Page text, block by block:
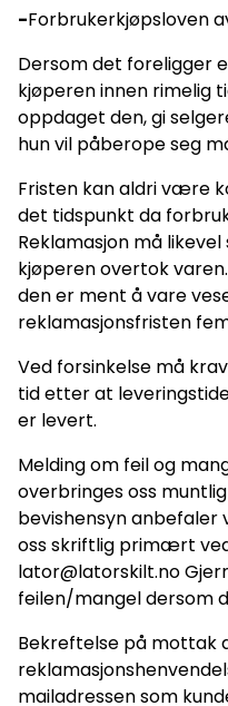
-Forbrukerkjøpsloven
Dersom det foreligger
kjøperen innen rimelig
oppdaget den, gi
hun vil påberope seg
Fristen kan aldri være
det tidspunkt da
Reklamasjon må
kjøperen overtok
den er ment å vare
reklamasjonsfristen
Ved forsinkelse må
tid etter at
er levert.
Melding om feil og
overbringes oss
bevishensyn anbefaler
oss skriftlig primært
lator@latorskilt.no
feilen/mangel dersom
Bekreftelse på mottak
mailadressen som